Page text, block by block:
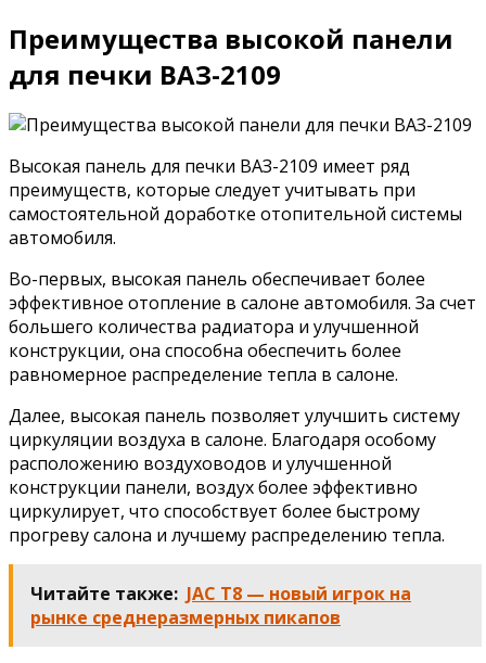
Преимущества высокой панели
для печки ВАЗ-2109
Высокая панель для печки ВАЗ-2109 имеет ряд
преимуществ, которые следует учитывать при
самостоятельной доработке отопительной системы
автомобиля.
Во-первых, высокая панель обеспечивает более
эффективное отопление в салоне автомобиля. За счет
большего количества радиатора и улучшенной
конструкции, она способна обеспечить более
равномерное распределение тепла в салоне.
Далее, высокая панель позволяет улучшить систему
циркуляции воздуха в салоне. Благодаря особому
расположению воздуховодов и улучшенной
конструкции панели, воздух более эффективно
циркулирует, что способствует более быстрому
прогреву салона и лучшему распределению тепла.
Читайте также: JAC T8 — новый игрок на
рынке среднеразмерных пикапов